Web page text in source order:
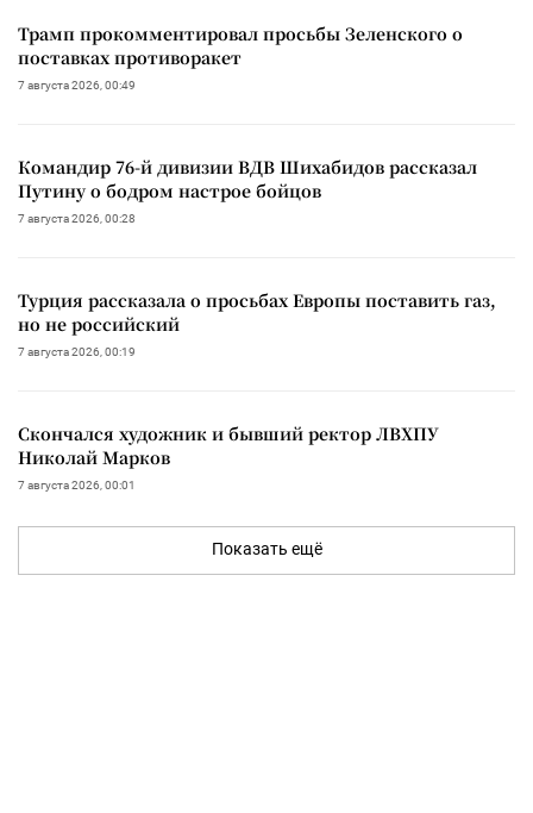
Трамп прокомментировал просьбы Зеленского о
поставках противоракет
7 августа 2026, 00:49
Командир 76-й дивизии ВДВ Шихабидов рассказал
Путину о бодром настрое бойцов
7 августа 2026, 00:28
Турция рассказала о просьбах Европы поставить газ,
но не российский
7 августа 2026, 00:19
Скончался художник и бывший ректор ЛВХПУ
Николай Марков
7 августа 2026, 00:01
Показать ещё